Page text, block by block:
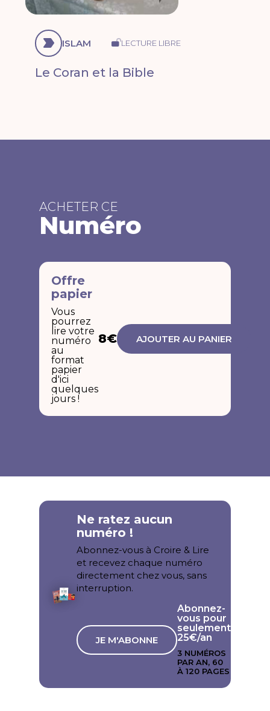
ISLAM LECTURE LIBRE
Le Coran et la Bible
ACHETER CE
Numéro
Offre
papier
Vous
pourrez
lire votre
numéro
au
format
papier
d'ici
quelques
jours !
8€ AJOUTER AU PANIER
Ne ratez aucun
numéro !
Abonnez-vous à Croire & Lire
et recevez chaque numéro
directement chez vous, sans
interruption.
JE M'ABONNE
Abonnez-
vous pour
seulement
25€/an
3 NUMÉROS
PAR AN, 60
À 120 PAGES